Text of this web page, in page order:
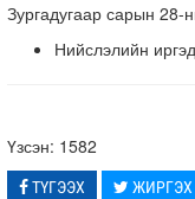
Зургадугаар сарын 28-
Нийслэлийн
Үзсэн: 1582
ТҮГЭЭХ ЖИРГЭХ